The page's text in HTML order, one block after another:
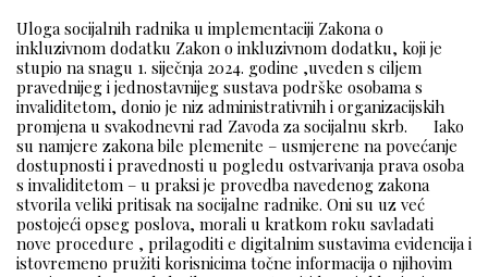
Uloga socijalnih radnika u implementaciji Zakona o
inkluzivnom dodatku Zakon o inkluzivnom dodatku, koji je
stupio na snagu 1. siječnja 2024. godine ,uveden s ciljem
pravednijeg i jednostavnijeg sustava podrške osobama s
invaliditetom, donio je niz administrativnih i organizacijskih
promjena u svakodnevni rad Zavoda za socijalnu skrb. Iako
su namjere zakona bile plemenite – usmjerene na povećanje
dostupnosti i pravednosti u pogledu ostvarivanja prava osoba
s invaliditetom – u praksi je provedba navedenog zakona
stvorila veliki pritisak na socijalne radnike. Oni su uz već
postojeći opseg poslova, morali u kratkom roku savladati
nove procedure , prilagoditi e digitalnim sustavima evidencija i
istovremeno pružiti korisnicima točne informacija o njihovim